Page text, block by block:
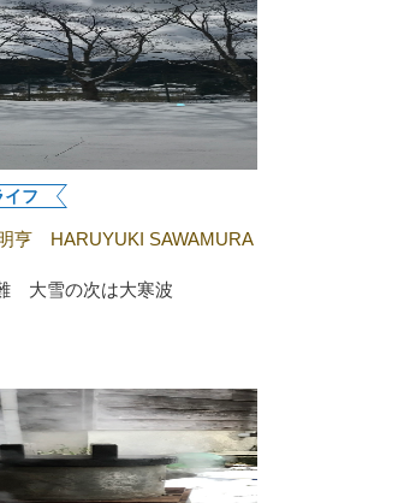
イフ
亨 HARUYUKI SAWAMURA
大雪の次は大寒波